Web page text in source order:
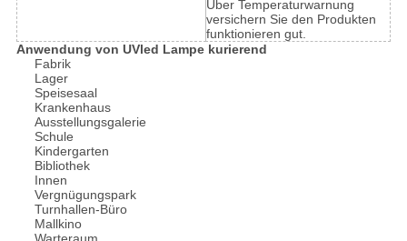
Über Temperaturwarnung
versichern Sie den Produkten
funktionieren gut.
Anwendung von UVled Lampe kurierend
Fabrik
Lager
Speisesaal
Krankenhaus
Ausstellungsgalerie
Schule
Kindergarten
Bibliothek
Innen
Vergnügungspark
Turnhallen-Büro
Mallkino